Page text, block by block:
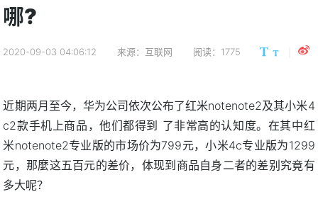
哪?
2020-09-03 04:06:12 来源：互联网 阅读：1775
近期两月至今，华为公司依次公布了红米notenote2及其小米4
c2款手机上商品，他们都得到 了非常高的认知度。在其中红
米notenote2专业版的市场价为799元，小米4c专业版为1299
元，那麼这五百元的差价，体现到商品自身二者的差别究竟有
多大呢？